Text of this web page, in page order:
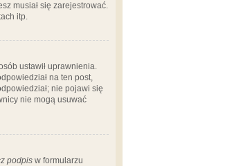
musiał się zarejestrować.
itp.
ustawił uprawnienia.
na ten post,
nie pojawi się
nie mogą usuwać
podpis w formularzu